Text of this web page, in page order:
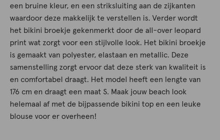
een bruine kleur, en een striksluiting aan de zijkanten
waardoor deze makkelijk te verstellen is. Verder wordt
het bikini broekje gekenmerkt door de all-over leopard
print wat zorgt voor een stijlvolle look. Het bikini broekje
is gemaakt van polyester, elastaan en metallic. Deze
samenstelling zorgt ervoor dat deze sterk van kwaliteit is
en comfortabel draagt. Het model heeft een lengte van
176 cm en draagt een maat S. Maak jouw beach look
helemaal af met de bijpassende bikini top en een leuke
blouse voor er overheen!